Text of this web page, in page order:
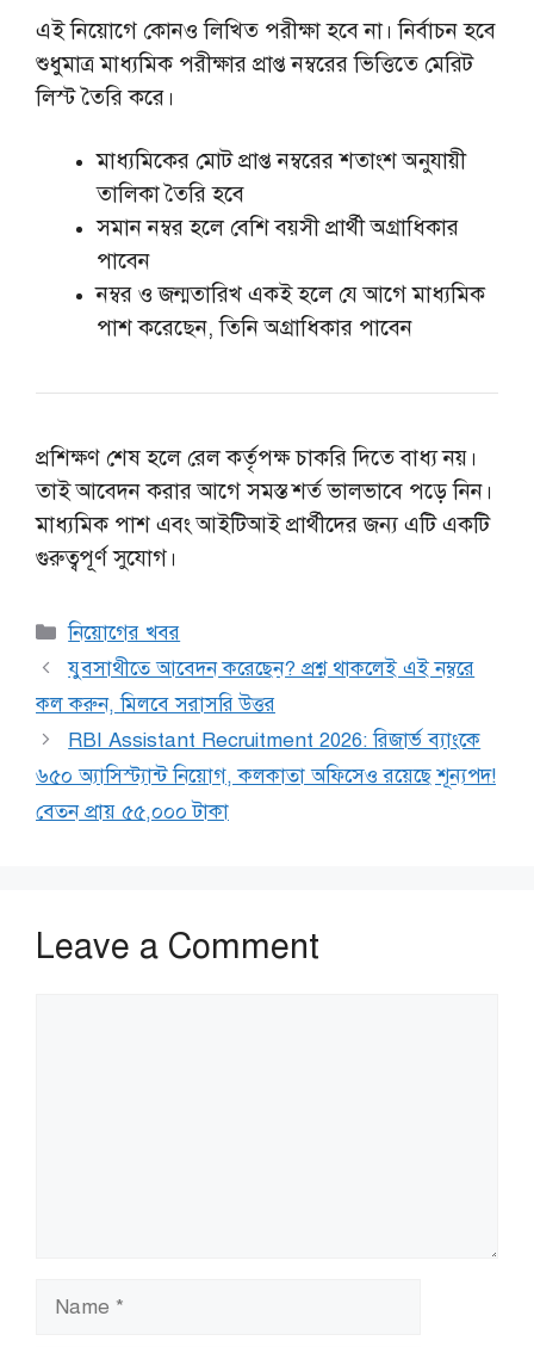
এই নিয়োগে কোনও লিখিত পরীক্ষা হবে না। নির্বাচন হবে
শুধুমাত্র মাধ্যমিক পরীক্ষার প্রাপ্ত নম্বরের ভিত্তিতে মেরিট
লিস্ট তৈরি করে।
মাধ্যমিকের মোট প্রাপ্ত নম্বরের শতাংশ অনুযায়ী
তালিকা তৈরি হবে
সমান নম্বর হলে বেশি বয়সী প্রার্থী অগ্রাধিকার
পাবেন
নম্বর ও জন্মতারিখ একই হলে যে আগে মাধ্যমিক
পাশ করেছেন, তিনি অগ্রাধিকার পাবেন
প্রশিক্ষণ শেষ হলে রেল কর্তৃপক্ষ চাকরি দিতে বাধ্য নয়।
তাই আবেদন করার আগে সমস্ত শর্ত ভালভাবে পড়ে নিন।
মাধ্যমিক পাশ এবং আইটিআই প্রার্থীদের জন্য এটি একটি
গুরুত্বপূর্ণ সুযোগ।
Categories
নিয়োগের খবর
যুবসাথীতে আবেদন করেছেন? প্রশ্ন থাকলেই এই নম্বরে
কল করুন, মিলবে সরাসরি উত্তর
RBI Assistant Recruitment 2026: রিজার্ভ ব্যাংকে
৬৫০ অ্যাসিস্ট্যান্ট নিয়োগ, কলকাতা অফিসেও রয়েছে শূন্যপদ!
বেতন প্রায় ৫৫,০০০ টাকা
Leave a Comment
Name